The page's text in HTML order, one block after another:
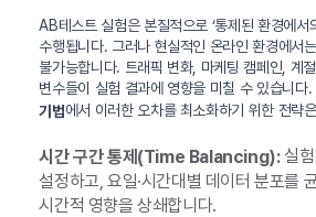
AB테스트 실험은 본질적으로 ‘통제된 환경에서
수행됩니다. 그러나 현실적인 온라인 환경에서
불가능합니다. 트래픽 변화, 마케팅 캠페인, 계
변수들이 실험 결과에 영향을 미칠 수 있습니다.
기법에서 이러한 오차를 최소화하기 위한 전략
시간 구간 통제(Time Balancing):실험
설정하고, 요일·시간대별 데이터 분포를
시간적 영향을 상쇄합니다.